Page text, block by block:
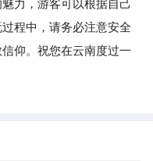
力，游客可以根据自己
程中，请务必注意安全
仰。祝您在云南度过一